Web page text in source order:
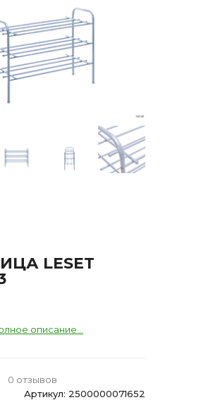
LESET
описание...
0 отзывов
Артикул: 2500000071652